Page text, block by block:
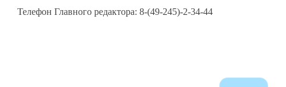
Телефон Главного редактора: 8-(49-245)-2-34-44